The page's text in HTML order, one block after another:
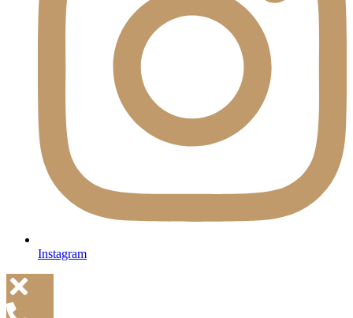
Instagram